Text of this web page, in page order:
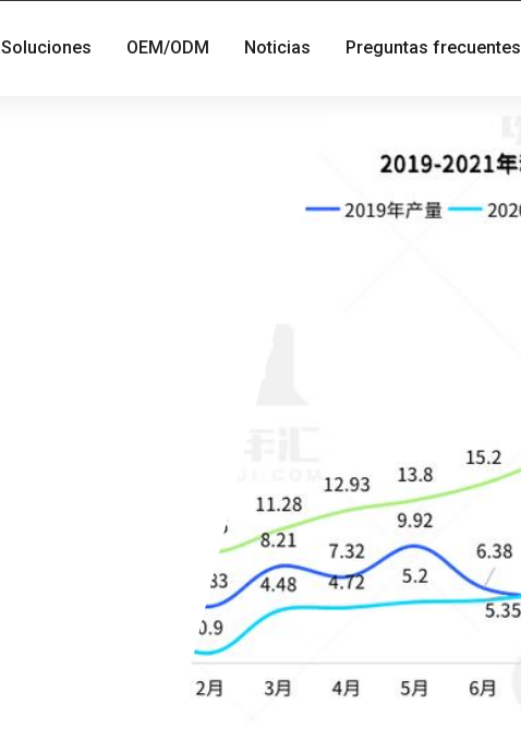
Soluciones OEM/ODM Noticias Preguntas frecuentes